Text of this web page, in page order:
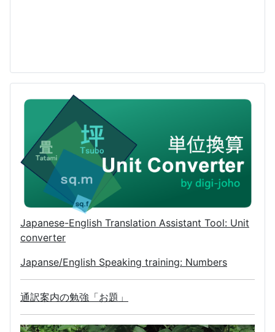
Japanese-English Translation Assistant Tool: Unit
converter
Japanse/English Speaking training: Numbers
通訳案内の勉強「お題」